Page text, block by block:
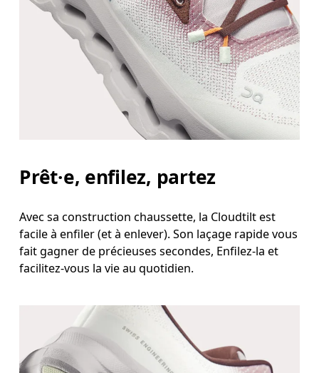
Prêt⸱e, enfilez, partez
Avec sa construction chaussette, la Cloudtilt est
facile à enfiler (et à enlever). Son laçage rapide vous
fait gagner de précieuses secondes, Enfilez-la et
facilitez-vous la vie au quotidien.